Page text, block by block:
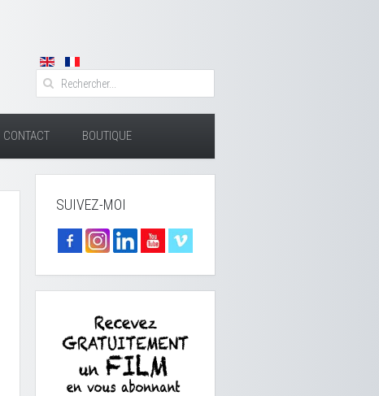
CONTACT BOUTIQUE
SUIVEZ-MOI